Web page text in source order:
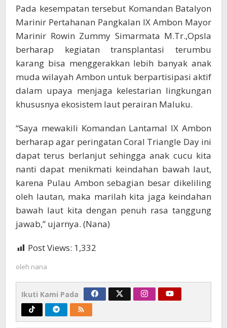
Pada kesempatan tersebut Komandan Batalyon
Marinir Pertahanan Pangkalan IX Ambon Mayor
Marinir Rowin Zummy Simarmata M.Tr.,Opsla
berharap kegiatan transplantasi terumbu
karang bisa menggerakkan lebih banyak anak
muda wilayah Ambon untuk berpartisipasi aktif
dalam upaya menjaga kelestarian lingkungan
khususnya ekosistem laut perairan Maluku.
“Saya mewakili Komandan Lantamal IX Ambon
berharap agar peringatan Coral Triangle Day ini
dapat terus berlanjut sehingga anak cucu kita
nanti dapat menikmati keindahan bawah laut,
karena Pulau Ambon sebagian besar dikeliling
oleh lautan, maka marilah kita jaga keindahan
bawah laut kita dengan penuh rasa tanggung
jawab,” ujarnya. (Nana)
Post Views: 1,332
oleh nana
Ikuti Kami Pada